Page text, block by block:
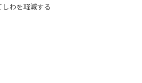
わを軽減する